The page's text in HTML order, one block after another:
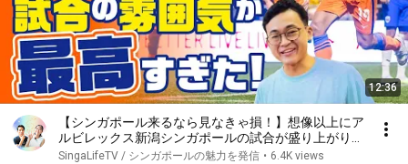
12:36
【シンガポール来るなら見なきゃ損！】想像以上にア
ルビレックス新潟シンガポールの試合が盛り上がりす
ぎて最高でした【シンガポール旅行/観光】
SingaLifeTV / シンガポールの魅力を発信 • 6.4K views